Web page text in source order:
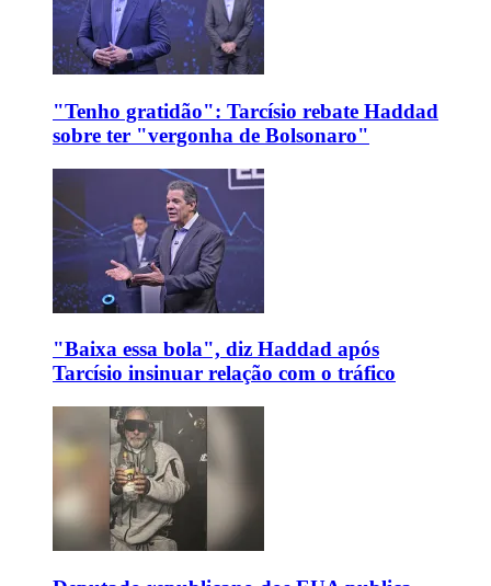
"Tenho gratidão": Tarcísio rebate Haddad
sobre ter "vergonha de Bolsonaro"
"Baixa essa bola", diz Haddad após
Tarcísio insinuar relação com o tráfico